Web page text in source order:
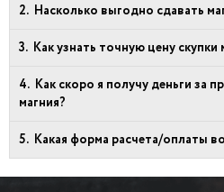
Насколько выгодно сдавать
Как узнать точную цену скупки
Как скоро я получу деньги за
магния?
Какая форма расчета/оплаты